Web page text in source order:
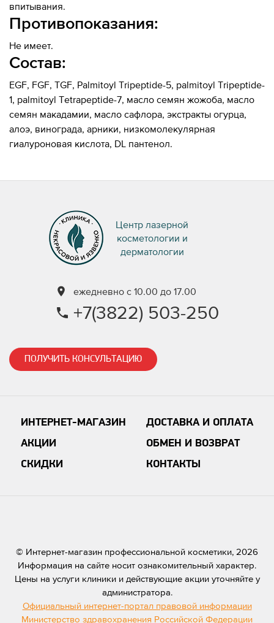
впитывания.
Противопоказания:
Не имеет.
Состав:
EGF, FGF, TGF, Palmitoyl Tripeptide-5, palmitoyl Tripeptide-
1, palmitoyl Tetrapeptide-7, масло семян жожоба, масло
семян макадамии, масло сафлора, экстракты огурца,
алоэ, винограда, арники, низкомолекулярная
гиалуроновая кислота, DL пантенол.
Центр лазерной
косметологии и
дерматологии
ежедневно с 10.00 до 17.00
+7(3822) 503-250
ИНТЕРНЕТ-МАГАЗИН
АКЦИИ
СКИДКИ
ДОСТАВКА И ОПЛАТА
ОБМЕН И ВОЗВРАТ
КОНТАКТЫ
ПОЛУЧИТЬ КОНСУЛЬТАЦИЮ
© Интернет-магазин профессиональной косметики, 2026
Информация на сайте носит ознакомительный характер.
Цены на услуги клиники и действующие акции уточняйте у
администратора.
Официальный интернет-портал правовой информации
Министерство здравохранения Российской Федерации